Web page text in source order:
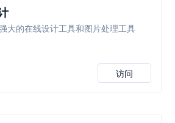
大的在线设计工具和图片处理工具
访问